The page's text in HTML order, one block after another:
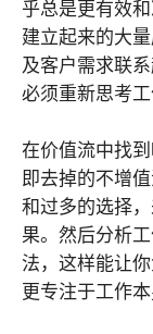
乎总是更有效
建立起来的大
及客户需求联
必须重新思考工
在价值流中找
即去掉的不增
和过多的选择
果。然后分析
法，这样能让
更专注于工作本